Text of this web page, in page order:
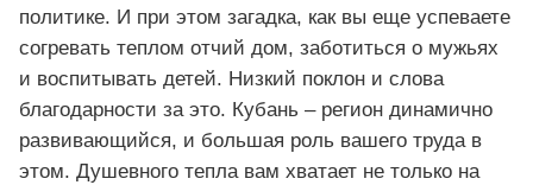
политике. И при этом загадка, как вы еще успеваете
согревать теплом отчий дом, заботиться о мужьях
и воспитывать детей. Низкий поклон и слова
благодарности за это. Кубань – регион динамично
развивающийся, и большая роль вашего труда в
этом. Душевного тепла вам хватает не только на